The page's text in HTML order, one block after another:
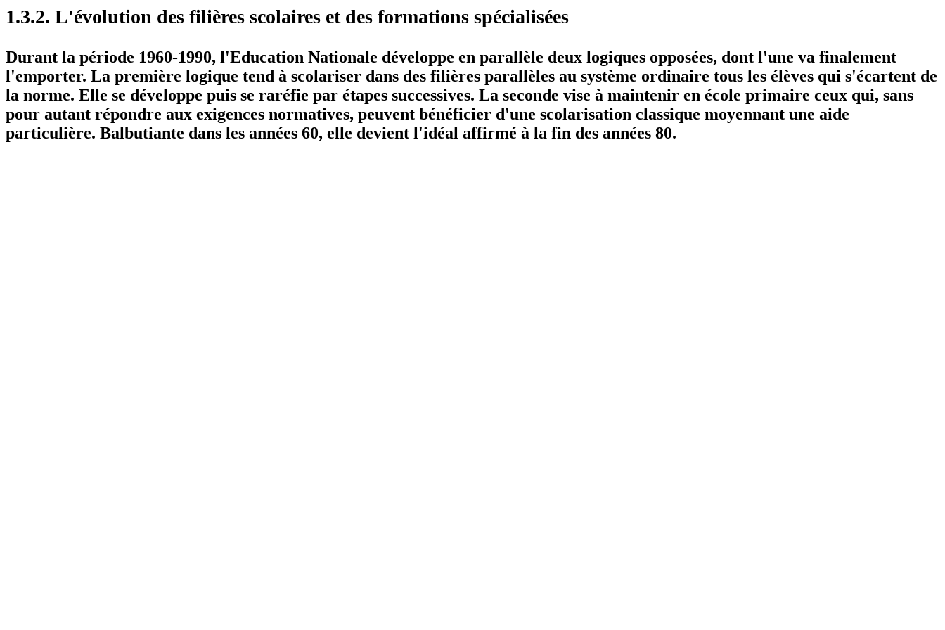
1.3.2. L'évolution des filières scolaires et des formations spécialisées
Durant la période 1960-1990, l'Education Nationale développe en parallèle deux logiques opposées, dont l'une va finalement
l'emporter. La première logique tend à scolariser dans des filières parallèles au système ordinaire tous les élèves qui s'écartent de
la norme. Elle se développe puis se raréfie par étapes successives. La seconde vise à maintenir en école primaire ceux qui, sans
pour autant répondre aux exigences normatives, peuvent bénéficier d'une scolarisation classique moyennant une aide
particulière. Balbutiante dans les années 60, elle devient l'idéal affirmé à la fin des années 80.